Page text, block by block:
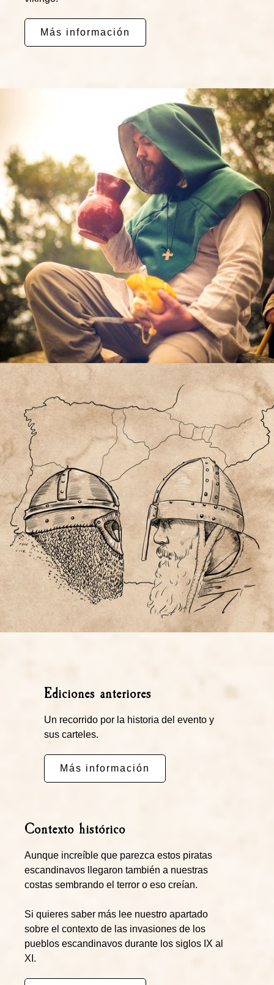
Más información
Ediciones anteriores
Un recorrido por la historia del evento y
sus carteles.
Más información
Contexto histórico
Aunque increíble que parezca estos piratas
escandinavos llegaron también a nuestras
costas sembrando el terror o eso creían.
Si quieres saber más lee nuestro apartado
sobre el contexto de las invasiones de los
pueblos escandinavos durante los siglos IX al
XI.